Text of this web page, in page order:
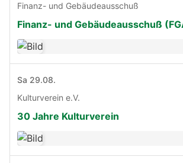
Finanz- und Gebäudeausschuß
Finanz- und Gebäudeausschuß
Sa 29.08.
Kulturverein e.V.
30 Jahre Kulturverein